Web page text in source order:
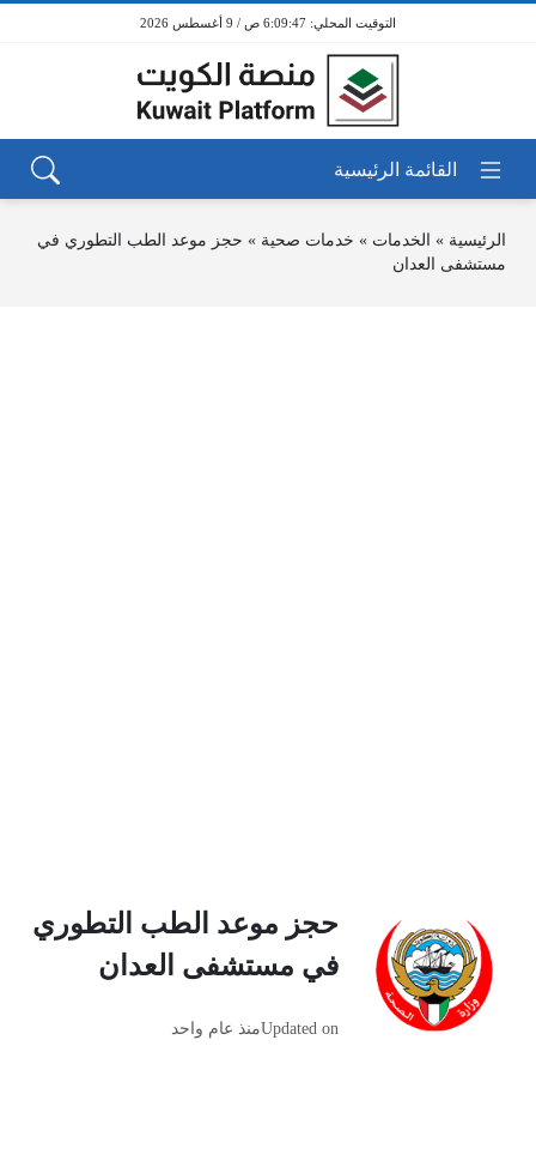
6:09:47 ص / 9 أغسطس 2026
الرئيسية » الخدمات » خدمات صحية » حجز موعد الطب التطوري في
مستشفى العدان
حجز موعد الطب التطوري
في مستشفى العدان
Updated onمنذ عام واحد